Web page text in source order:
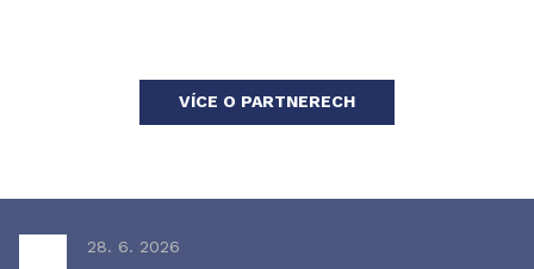
VÍCE O PARTNERECH
28. 6. 2026